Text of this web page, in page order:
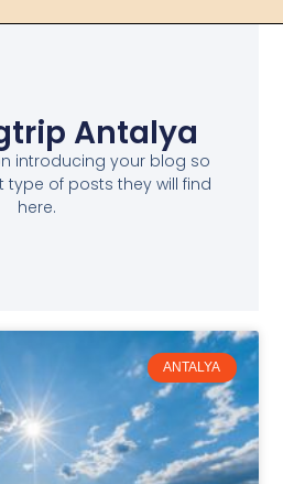
Antalya
introducing your blog so
type of posts they will find
here.
ANTALYA